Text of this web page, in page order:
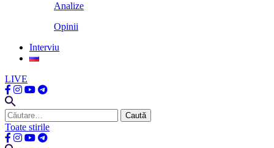
Analize
Opinii
Interviu
LIVE
Caută
după:
Toate stirile